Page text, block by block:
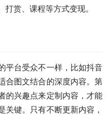
赏、课程等方式变现。
平台受众不一样，比如抖音
合图文结合的深度内容。第
的兴趣点来定制内容，才能
关键。只有不断更新内容，